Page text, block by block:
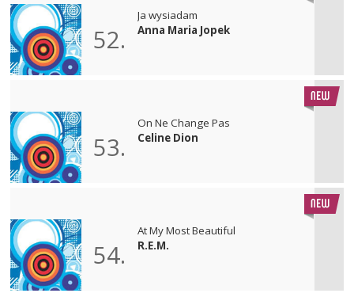
52.
Ja wysiadam
Anna Maria Jopek
53.
On Ne Change Pas
Celine Dion
54.
At My Most Beautiful
R.E.M.